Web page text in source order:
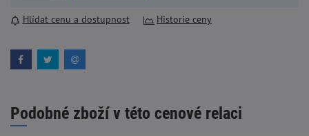
Hlídat cenu a dostupnost Historie ceny
Podobné zboží v této cenové relaci